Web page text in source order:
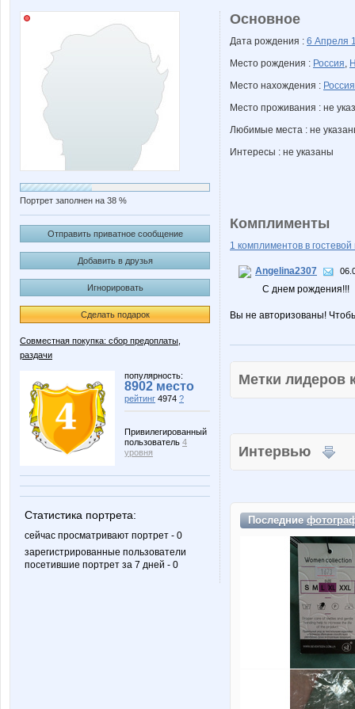
Портрет заполнен на 38 %
Отправить приватное сообщение
Добавить в друзья
Игнорировать
Сделать подарок
Совместная покупка: сбор предоплаты,
раздачи
популярность:
8902 место
рейтинг 4974 ?
Привилегированный
пользователь 4
уровня
Статистика портрета:
сейчас просматривают портрет - 0
зарегистрированные пользователи
посетившие портрет за 7 дней - 0
Основное
Дата рождения : 6 Апреля
Место рождения : Россия,
Место нахождения : Россия
Место проживания : не
Любимые места : не
Интересы : не указаны
Комплименты
1 комплиментов в гостевой
Angelina2307
С днем рождения!!!
Вы не авторизованы!
Метки
Интервью
Последние